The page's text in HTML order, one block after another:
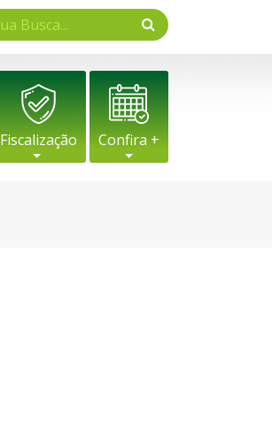
Fiscalização Confira +